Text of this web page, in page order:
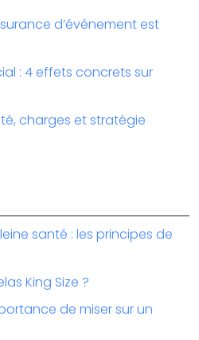
d’événement est
: 4 effets concrets sur
charges et stratégie
santé : les principes de
King Size ?
de miser sur un